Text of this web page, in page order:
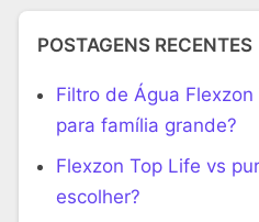
POSTAGENS RECENTES
Filtro de Água
para família grande?
Flexzon Top Life vs
escolher?